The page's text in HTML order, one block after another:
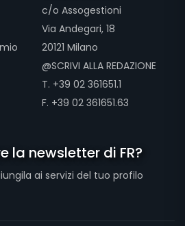
c/o Assogestioni
Via Andegari, 18
20121 Milano
@SCRIVI ALLA REDAZIONE
T. +39 02 361651.1
F. +39 02 361651.63
la newsletter di FR?
ai servizi del tuo profilo